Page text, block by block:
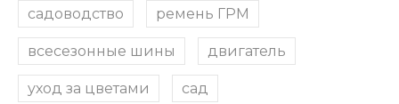
садоводство ремень ГРМ
всесезонные шины двигатель
уход за цветами сад